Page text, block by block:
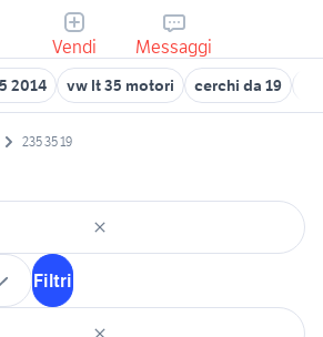
Vendi Messaggi
2014 vw lt 35 motori cerchi da 19
235 35 19
Filtri